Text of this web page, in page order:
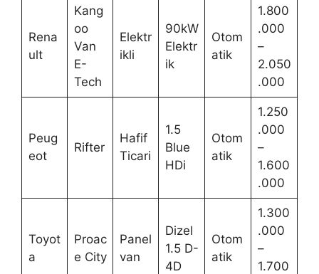
Rena
ult
Kang
oo
Van
E-
Tech
Elektr
ikli
90kW
Elektr
ik
Otom
atik
1.800
.000
–
2.050
.000
Peug
eot
Rifter
Hafif
Ticari
1.5
Blue
HDi
Otom
atik
1.250
.000
–
1.600
.000
Toyot
a
Proac
e City
Panel
van
Dizel
1.5 D-
4D
Otom
atik
1.300
.000
–
1.700